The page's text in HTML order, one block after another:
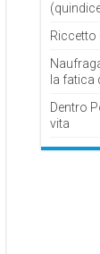
Riccetto
la
Dentro
vita